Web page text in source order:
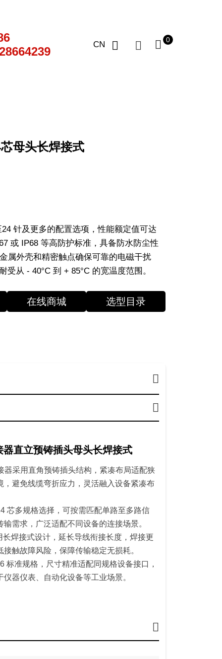
CN 0
母头长焊接式
针及更多的配置选项，性能额定值可达
或 IP68 等高防护标准，具备防水防尘性
属外壳和精密触点确保可靠的电磁干扰
从 - 40°C 到 + 85°C 的宽温度范围。
在线商城 选型目录
器直立预铸插头母头长焊接式
器采用直角预铸插头结构，紧凑布局适配狭
，避免线缆弯折应力，灵活融入设备紧凑布
芯多规格选择，可按需匹配单路至多路信
输需求，广泛适配不同设备的连接场景。
焊接式设计，延长导线衔接长度，焊接更
接触故障风险，保障传输稳定无损耗。
标准规格，尺寸精准适配同规格设备接口，
仪器仪表、自动化设备等工业场景。